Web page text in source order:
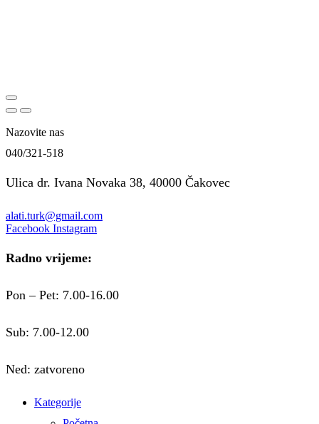
Nazovite nas
040/321-518
Ulica dr. Ivana Novaka 38, 40000 Čakovec
alati.turk@gmail.com
Facebook Instagram
Radno vrijeme:
Pon – Pet: 7.00-16.00
Sub: 7.00-12.00
Ned: zatvoreno
Kategorije